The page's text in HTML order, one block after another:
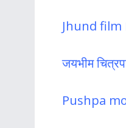
Jhund
जयभीम
Pushpa